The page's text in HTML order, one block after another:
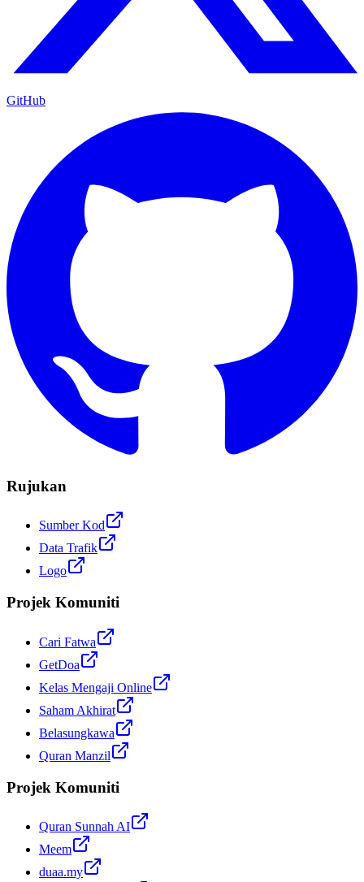
GitHub
Rujukan
Sumber Kod
Data Trafik
Logo
Projek Komuniti
Cari Fatwa
GetDoa
Kelas Mengaji Online
Saham Akhirat
Belasungkawa
Quran Manzil
Projek Komuniti
Quran Sunnah AI
Meem
duaa.my